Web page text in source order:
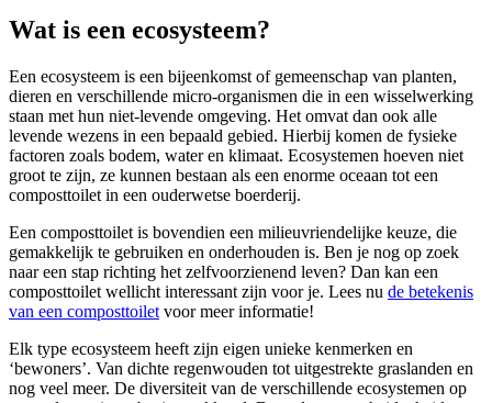
Wat is een ecosysteem?
Een ecosysteem is een bijeenkomst of gemeenschap van planten,
dieren en verschillende micro-organismen die in een wisselwerking
staan met hun niet-levende omgeving. Het omvat dan ook alle
levende wezens in een bepaald gebied. Hierbij komen de fysieke
factoren zoals bodem, water en klimaat. Ecosystemen hoeven niet
groot te zijn, ze kunnen bestaan als een enorme oceaan tot een
composttoilet in een ouderwetse boerderij.
Een composttoilet is bovendien een milieuvriendelijke keuze, die
gemakkelijk te gebruiken en onderhouden is. Ben je nog op zoek
naar een stap richting het zelfvoorzienend leven? Dan kan een
composttoilet wellicht interessant zijn voor je. Lees nu de betekenis
van een composttoilet voor meer informatie!
Elk type ecosysteem heeft zijn eigen unieke kenmerken en
‘bewoners’. Van dichte regenwouden tot uitgestrekte graslanden en
nog veel meer. De diversiteit van de verschillende ecosystemen op